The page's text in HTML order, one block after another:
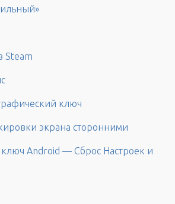
Steam
ключ
экрана сторонними
Android — Сброс Настроек и